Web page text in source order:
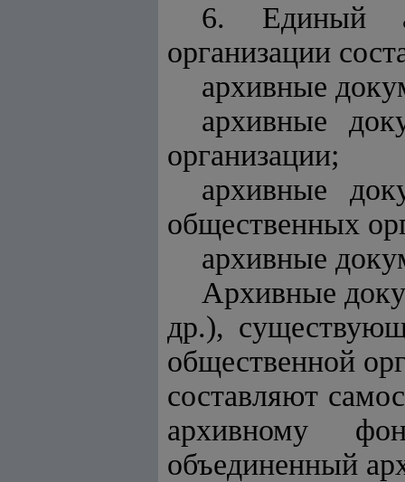
6. Единый
организации
архивные
архивные
организации;
архивные
общественных
архивные
Архивные
др.),
общественной
составляют
архивному
объединенный